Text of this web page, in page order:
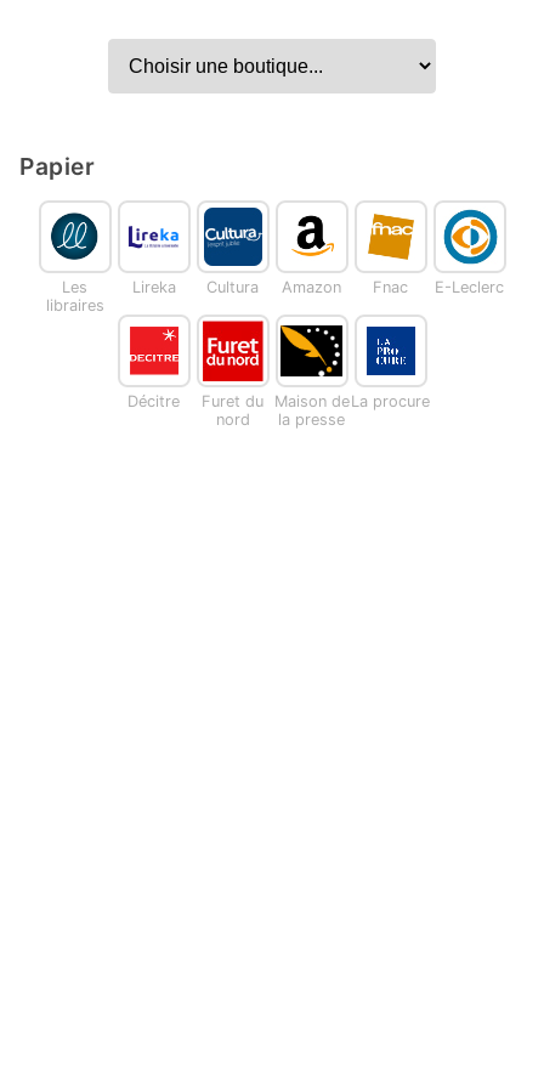
Papier
Les
libraires
Lireka Cultura Amazon Fnac E-Leclerc
Décitre
Furet du
nord
Maison de
la presse
La procure